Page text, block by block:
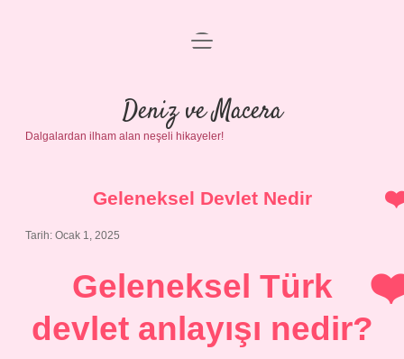
Anasayfa
Gizlilik Politikası
Yasal Uyarı
menüyü
Deniz ve Macera
Dalgalardan ilham alan neşeli hikayeler!
Geleneksel Devlet Nedir
Tarih: Ocak 1, 2025
Geleneksel Türk
devlet anlayışı nedir?